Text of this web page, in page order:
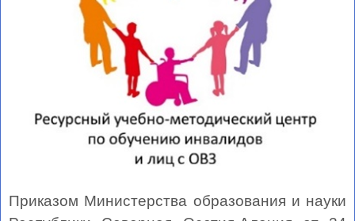
Приказом Министерства образования и науки